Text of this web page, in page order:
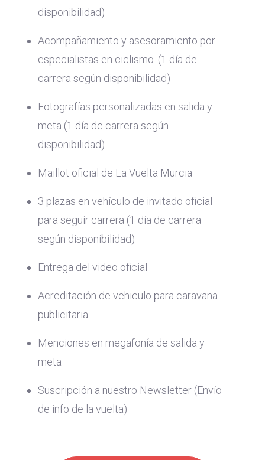
disponibilidad)
Acompañamiento y asesoramiento por
especialistas en ciclismo. (1 día de
carrera según disponibilidad)
Fotografías personalizadas en salida y
meta (1 día de carrera según
disponibilidad)
Maillot oficial de La Vuelta Murcia
3 plazas en vehículo de invitado oficial
para seguir carrera (1 día de carrera
según disponibilidad)
Entrega del video oficial
Acreditación de vehiculo para caravana
publicitaria
Menciones en megafonía de salida y
meta
Suscripción a nuestro Newsletter (Envío
de info de la vuelta)